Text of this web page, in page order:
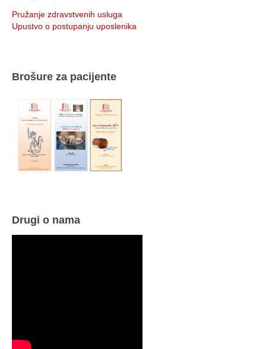
Pružanje zdravstvenih usluga
Upustvo o postupanju uposlenika
Brošure za pacijente
Drugi o nama